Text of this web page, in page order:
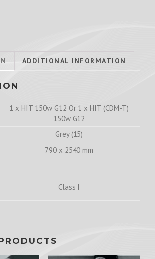
ADDITIONAL INFORMATION
1 x HIT 150w G12 Or 1 x HIT (CDM-T)
150w G12
Grey (15)
790 x 2540 mm
Class I